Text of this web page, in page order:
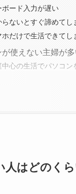
ボード入力が遅い
らないとすぐ諦めてし
ホだけで生活できてし
が使えない主婦が
中心の生活でパソコン
人はどのく